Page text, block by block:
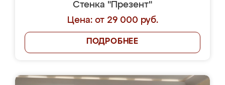
Стенка "Презент"
Цена: от 29 000 руб.
ПОДРОБНЕЕ